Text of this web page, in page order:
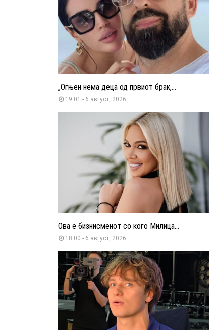
„Огњен нема деца од првиот брак,...
19:01 - 6 август, 2026
Ова е бизнисменот со кого Милица...
18:00 - 6 август, 2026